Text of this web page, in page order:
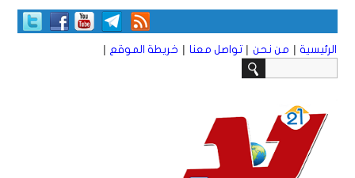
الرئيسية | من نحن | تواصل معنا | خريطة الموقع |